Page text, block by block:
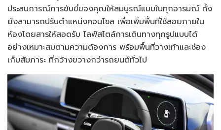
ประสบการณ์การขับขี่ของคุณให้สมบูรณ์แบบในทุกอารมณ์ ทั้ง
ยังสามารถปรับตำแหน่งคอนโซล เพื่อเพิ่มพื้นที่ใช้สอยภายใน
ห้องโดยสารให้สอดรับ ไลฟ์สไตล์การเดินทางทุกรูปแบบได้
อย่างเหมาะสมตามความต้องการ พร้อมพื้นที่วางเท้าและช่อง
เก็บสัมภาระ ที่กว้างขวางกว่ารถยนต์ทั่วไป